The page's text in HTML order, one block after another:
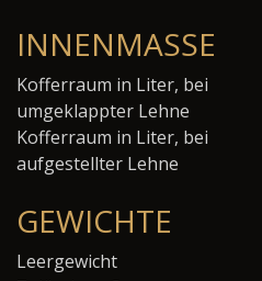
INNENMASSE
Kofferraum in Liter, bei
umgeklappter Lehne
Kofferraum in Liter, bei
aufgestellter Lehne
GEWICHTE
Leergewicht